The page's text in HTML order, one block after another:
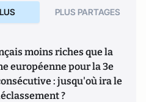
PLUS PARTAGES
moins riches que la
européenne pour la 3e
: jusqu'où ira le
?